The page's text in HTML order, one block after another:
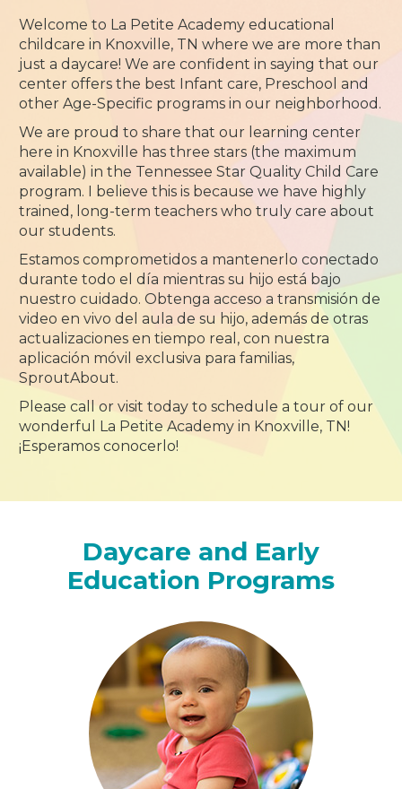
Welcome to La Petite Academy educational
childcare in Knoxville, TN where we are more than
just a daycare! We are confident in saying that our
center offers the best Infant care, Preschool and
other Age-Specific programs in our neighborhood.
We are proud to share that our learning center
here in Knoxville has three stars (the maximum
available) in the Tennessee Star Quality Child Care
program. I believe this is because we have highly
trained, long-term teachers who truly care about
our students.
Estamos comprometidos a mantenerlo conectado
durante todo el día mientras su hijo está bajo
nuestro cuidado. Obtenga acceso a transmisión de
video en vivo del aula de su hijo, además de otras
actualizaciones en tiempo real, con nuestra
aplicación móvil exclusiva para familias,
SproutAbout.
Please call or visit today to schedule a tour of our
wonderful La Petite Academy in Knoxville, TN!
¡Esperamos conocerlo!
Daycare and Early
Education Programs